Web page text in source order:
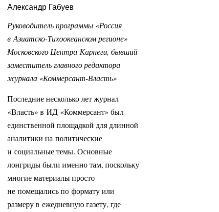
Александр Габуев
Руководитель программы «Россия
в Азиатско-Тихоокеанском регионе»
Московского Центра Карнеги, бывший
заместитель главного редактора
журнала «Коммерсант-Власть»
Последние несколько лет журнал
«Власть» в ИД «Коммерсант» был
единственной площадкой для длинной
аналитики на политические
и социальные темы. Основные
лонгриды были именно там, поскольку
многие материалы просто
не помещались по формату или
размеру в ежедневную газету, где